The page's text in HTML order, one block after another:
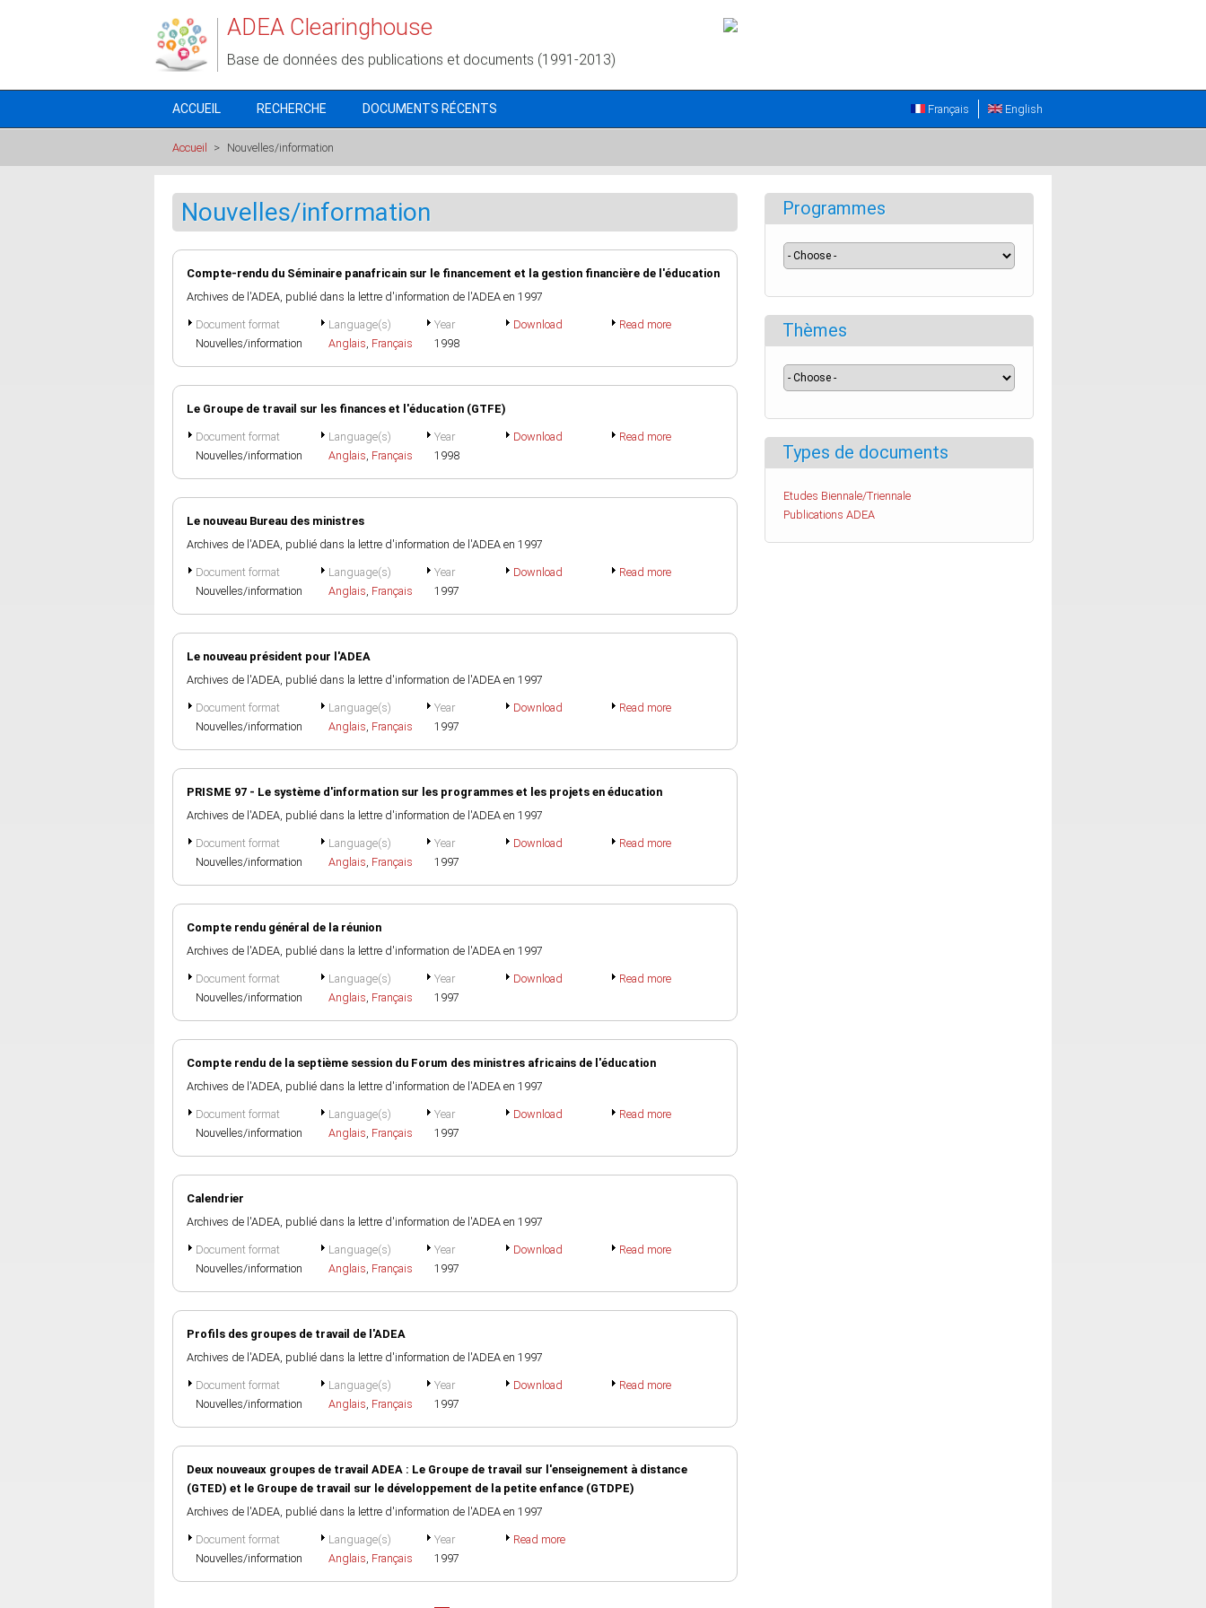
ADEA Clearinghouse
Base de données des publications et documents (1991-2013)
ACCUEIL RECHERCHE DOCUMENTS RÉCENTS English
Français
Accueil > Nouvelles/information
Nouvelles/information
Compte-rendu du Séminaire panafricain sur le financement et la gestion financière de l'éducation
Archives de l'ADEA, publié dans la lettre d'information de l'ADEA en 1997
Document format
Nouvelles/information
Language(s)
Anglais, Français
Year
1998
Download Read more
Le Groupe de travail sur les finances et l'éducation (GTFE)
Document format
Nouvelles/information
Language(s)
Anglais, Français
Year
1998
Download Read more
Le nouveau Bureau des ministres
Archives de l'ADEA, publié dans la lettre d'information de l'ADEA en 1997
Document format
Nouvelles/information
Language(s)
Anglais, Français
Year
1997
Download Read more
Le nouveau président pour l'ADEA
Archives de l'ADEA, publié dans la lettre d'information de l'ADEA en 1997
Document format
Nouvelles/information
Language(s)
Anglais, Français
Year
1997
Download Read more
PRISME 97 - Le système d'information sur les programmes et les projets en éducation
Archives de l'ADEA, publié dans la lettre d'information de l'ADEA en 1997
Document format
Nouvelles/information
Language(s)
Anglais, Français
Year
1997
Download Read more
Compte rendu général de la réunion
Archives de l'ADEA, publié dans la lettre d'information de l'ADEA en 1997
Document format
Nouvelles/information
Language(s)
Anglais, Français
Year
1997
Download Read more
Compte rendu de la septième session du Forum des ministres africains de l'éducation
Archives de l'ADEA, publié dans la lettre d'information de l'ADEA en 1997
Document format
Nouvelles/information
Language(s)
Anglais, Français
Year
1997
Download Read more
Calendrier
Archives de l'ADEA, publié dans la lettre d'information de l'ADEA en 1997
Document format
Nouvelles/information
Language(s)
Anglais, Français
Year
1997
Download Read more
Profils des groupes de travail de l'ADEA
Archives de l'ADEA, publié dans la lettre d'information de l'ADEA en 1997
Document format
Nouvelles/information
Language(s)
Anglais, Français
Year
1997
Download Read more
Deux nouveaux groupes de travail ADEA : Le Groupe de travail sur l'enseignement à distance
(GTED) et le Groupe de travail sur le développement de la petite enfance (GTDPE)
Archives de l'ADEA, publié dans la lettre d'information de l'ADEA en 1997
Document format
Nouvelles/information
Language(s)
Anglais, Français
Year
1997
Read more
Programmes
Thèmes
Types de documents
Etudes Biennale/Triennale
Publications ADEA